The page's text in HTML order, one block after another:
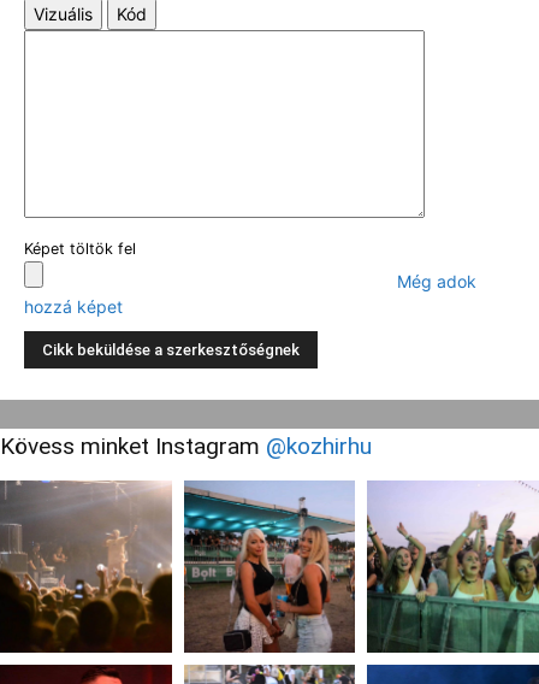
Vizuális Kód
Képet töltök fel
Még adok
hozzá képet
Kövess minket Instagram @kozhirhu